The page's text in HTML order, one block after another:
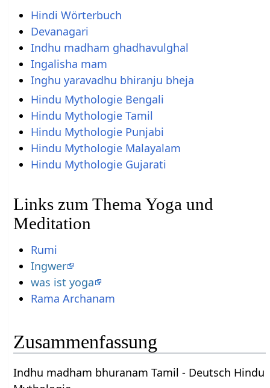
Hindi Wörterbuch
Devanagari
Indhu madham ghadhavulghal
Ingalisha mam
Inghu yaravadhu bhiranju bheja
Hindu Mythologie Bengali
Hindu Mythologie Tamil
Hindu Mythologie Punjabi
Hindu Mythologie Malayalam
Hindu Mythologie Gujarati
Links zum Thema Yoga und
Meditation
Rumi
Ingwer
was ist yoga
Rama Archanam
Zusammenfassung
Indhu madham bhuranam Tamil - Deutsch Hindu